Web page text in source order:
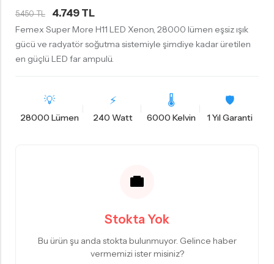
5.450 TL 4.749 TL
Femex Super More H11 LED Xenon, 28000 lümen eşsiz ışık
gücü ve radyatör soğutma sistemiyle şimdiye kadar üretilen
en güçlü LED far ampulü.
💡
28000 Lümen
⚡
240 Watt
🌡
6000 Kelvin
🛡️
1 Yıl Garanti
Stokta Yok
Bu ürün şu anda stokta bulunmuyor. Gelince haber
vermemizi ister misiniz?